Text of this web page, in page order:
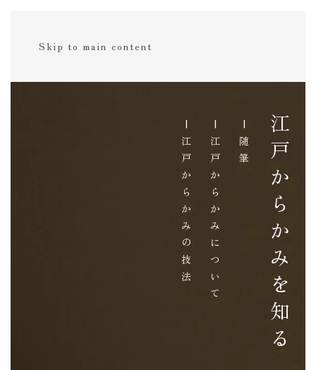
Skip to main content
|江戸からかみの技法|江戸からかみについて |随筆 江戸からかみを知る